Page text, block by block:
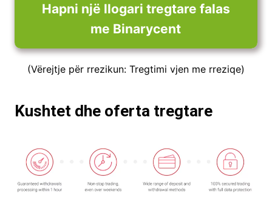
Hapni një llogari tregtare falas
me Binarycent
(Vërejtje për rrezikun: Tregtimi vjen me rreziqe)
Kushtet dhe oferta tregtare